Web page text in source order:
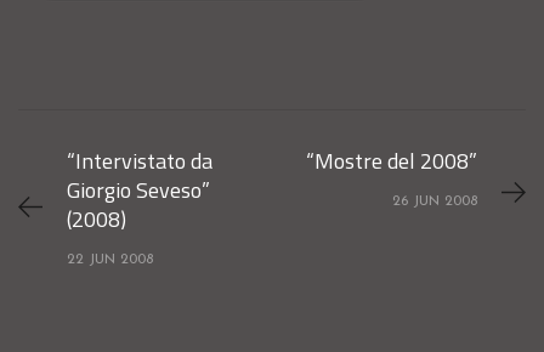
“Intervistato da
Giorgio Seveso”
(2008)
22 JUN 2008
“Mostre del 2008”
26 JUN 2008